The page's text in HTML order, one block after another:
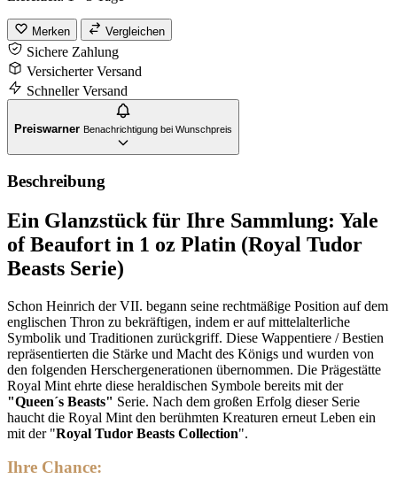
Beasts
|
1
oz
Platin
Menge
Merken Vergleichen
Sichere Zahlung
Versicherter Versand
Schneller Versand
Preiswarner Benachrichtigung bei Wunschpreis
Beschreibung
Ein Glanzstück für Ihre Sammlung: Yale
of Beaufort in 1 oz Platin (Royal Tudor
Beasts Serie)
Schon Heinrich der VII. begann seine rechtmäßige Position auf dem
englischen Thron zu bekräftigen, indem er auf mittelalterliche
Symbolik und Traditionen zurückgriff. Diese Wappentiere / Bestien
repräsentierten die Stärke und Macht des Königs und wurden von
den folgenden Herschergenerationen übernommen. Die Prägestätte
Royal Mint ehrte diese heraldischen Symbole bereits mit der
"Queen´s Beasts" Serie. Nach dem großen Erfolg dieser Serie
haucht die Royal Mint den berühmten Kreaturen erneut Leben ein
mit der "Royal Tudor Beasts Collection".
Ihre Chance: